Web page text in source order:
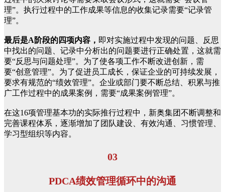
理”。执行过程中的工作成果等信息的收集记录需要“记录管
理”。
最后是A阶段的四项内容， 即对实施过程中发现的问题、反思
中找出的问题、记录中分析出的问题要进行正确处置，这就需
要“反思与问题处理”。为了使各项工作不断改进创新，需
要“创意管理”。为了促进员工成长，保证企业的可持续发展，
要求有规范的“绩效管理”。企业或部门要不断总结、积累与推
广工作过程中的成果案例，需要“成果案例管理”。
在这16项管理基本功的实际推行过程中，新奥集团不断调整和
完善课程体系，逐渐增加了团队建设、有效沟通、习惯管理、
学习型组织等内容。
03
PDCA绩效管理循环中的沟通